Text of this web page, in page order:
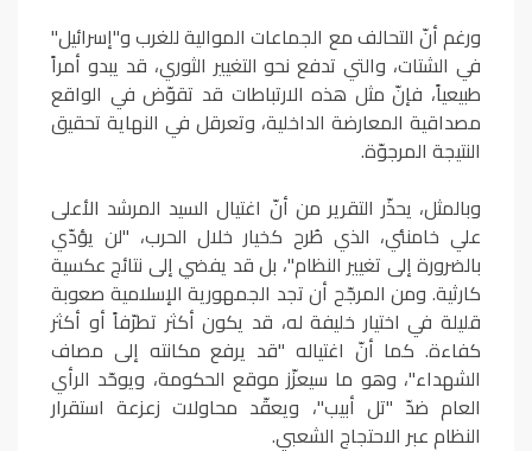
ورغم أنّ التحالف مع الجماعات الموالية للغرب و"إسرائيل"
في الشتات، والتي تدفع نحو التغيير الثوري، قد يبدو أمراً
طبيعياً، فإنّ مثل هذه الارتباطات قد تقوّض في الواقع
مصداقية المعارضة الداخلية، وتعرقل في النهاية تحقيق
النتيجة المرجوّة.
وبالمثل، يحذّر التقرير من أنّ اغتيال السيد المرشد الأعلى
علي خامنئي، الذي طُرح كخيار خلال الحرب، "لن يؤدّي
بالضرورة إلى تغيير النظام"، بل قد يفضي إلى نتائج عكسية
كارثية. ومن المرجّح أن تجد الجمهورية الإسلامية صعوبة
قليلة في اختيار خليفة له، قد يكون أكثر تطرّفاً أو أكثر
كفاءة. كما أنّ اغتياله "قد يرفع مكانته إلى مصاف
الشهداء"، وهو ما سيعزّز موقع الحكومة، ويوحّد الرأي
العام ضدّ "تل أبيب"، ويعقّد محاولات زعزعة استقرار
النظام عبر الاحتجاج الشعبي.